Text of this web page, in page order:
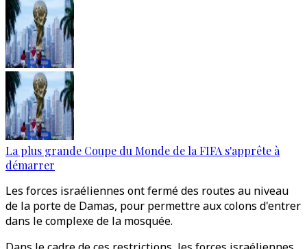
La plus grande Coupe du Monde de la FIFA s'apprête à
démarrer
Les forces israéliennes ont fermé des routes au niveau
de la porte de Damas, pour permettre aux colons d'entrer
dans le complexe de la mosquée.